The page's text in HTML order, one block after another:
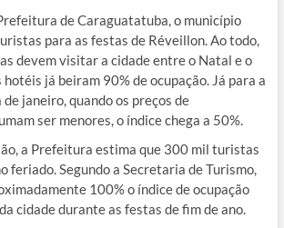
de Caraguatatuba, o município
para as festas de Réveillon. Ao todo,
devem visitar a cidade entre o Natal e o
já beiram 90% de ocupação. Já para a
janeiro, quando os preços de
ser menores, o índice chega a 50%.
a Prefeitura estima que 300 mil turistas
feriado. Segundo a Secretaria de Turismo,
100% o índice de ocupação
cidade durante as festas de fim de ano.